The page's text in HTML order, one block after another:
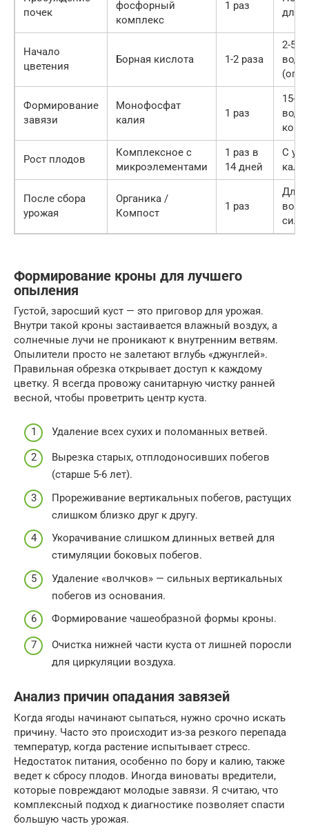
почек
фосфорный
комплекс
1 раз
для
Начало
цветения
Борная кислота 1-2 раза
2-5 г
воды
Формирование
завязи
Монофосфат
калия
1 раз
15-
Рост плодов
Комплексное с
микроэлементами
1 раз в
14 дней
С
После сбора
урожая
Органика /
Компост
1 раз
Для
сил
Формирование кроны для лучшего
опыления
Густой, заросший куст — это приговор для урожая.
Внутри такой кроны застаивается влажный воздух, а
солнечные лучи не проникают к внутренним ветвям.
Опылители просто не залетают вглубь «джунглей».
Правильная обрезка открывает доступ к каждому
цветку. Я всегда провожу санитарную чистку ранней
весной, чтобы проветрить центр куста.
Удаление всех сухих и поломанных ветвей.
Вырезка старых, отплодоносивших побегов
(старше 5-6 лет).
Прореживание вертикальных побегов, растущих
слишком близко друг к другу.
Укорачивание слишком длинных ветвей для
стимуляции боковых побегов.
Удаление «волчков» — сильных вертикальных
побегов из основания.
Формирование чашеобразной формы кроны.
Очистка нижней части куста от лишней поросли
для циркуляции воздуха.
Анализ причин опадания завязей
Когда ягоды начинают сыпаться, нужно срочно искать
причину. Часто это происходит из-за резкого перепада
температур, когда растение испытывает стресс.
Недостаток питания, особенно по бору и калию, также
ведет к сбросу плодов. Иногда виноваты вредители,
которые повреждают молодые завязи. Я считаю, что
комплексный подход к диагностике позволяет спасти
большую часть урожая.